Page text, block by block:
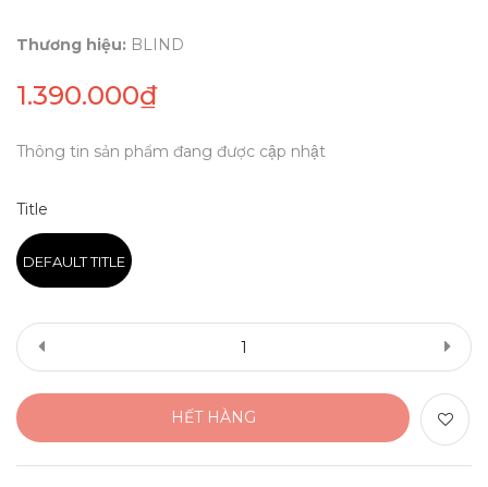
Thương hiệu: BLIND
1.390.000₫
Thông tin sản phẩm đang được cập nhật
Title
DEFAULT TITLE
HẾT HÀNG